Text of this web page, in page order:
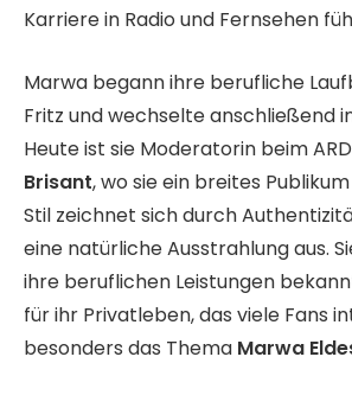
Karriere in Radio und Fernsehen
Marwa begann ihre berufliche
Fritz und wechselte anschließend
Heute ist sie Moderatorin beim
Brisant, wo sie ein breites
Stil zeichnet sich durch
eine natürliche Ausstrahlung aus.
ihre beruflichen Leistungen
für ihr Privatleben, das viele Fans
besonders das Thema Marwa